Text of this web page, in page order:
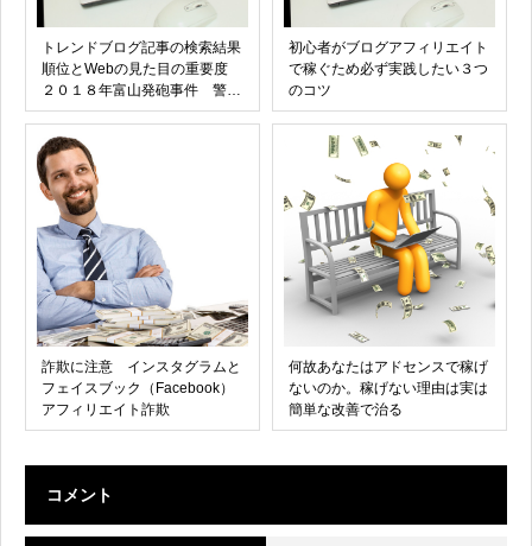
トレンドブログ記事の検索結果
順位とWebの見た目の重要度
２０１８年富山発砲事件 警官
刺殺 自衛官が犯人の事件を参
考にする
初心者がブログアフィリエイト
で稼ぐため必ず実践したい３つ
のコツ
詐欺に注意 インスタグラムと
フェイスブック（Facebook）
アフィリエイト詐欺
何故あなたはアドセンスで稼げ
ないのか。稼げない理由は実は
簡単な改善で治る
コメント